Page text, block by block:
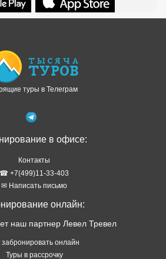
туры в Телеграм
в офисе:
Контакты
☎ +7(499)11-33-403
✉ Написать письмо
онлайн:
наш партнер Левел Тревел
забронировать онлайн
Туры в рассрочку